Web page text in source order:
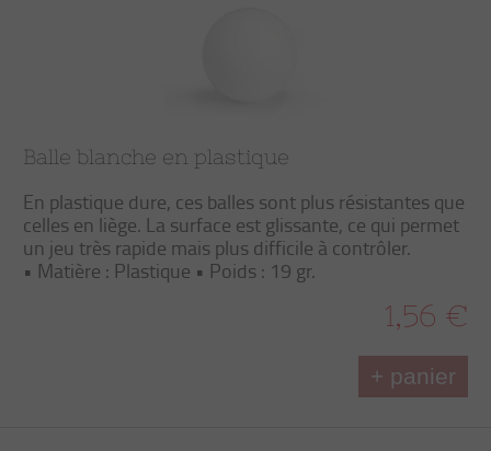
Balle blanche en plastique
En plastique dure, ces balles sont plus résistantes que
celles en liège. La surface est glissante, ce qui permet
un jeu très rapide mais plus difficile à contrôler.
• Matière : Plastique • Poids : 19 gr.
1,56 €
+ panier